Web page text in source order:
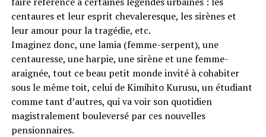
centaures et leur esprit chevaleresque, les sirènes et
leur amour pour la tragédie, etc.
Imaginez donc, une lamia (femme-serpent), une
centauresse, une harpie, une sirène et une femme-
araignée, tout ce beau petit monde invité à cohabiter
sous le même toit, celui de Kimihito Kurusu, un étudiant
comme tant d’autres, qui va voir son quotidien
magistralement bouleversé par ces nouvelles
pensionnaires.